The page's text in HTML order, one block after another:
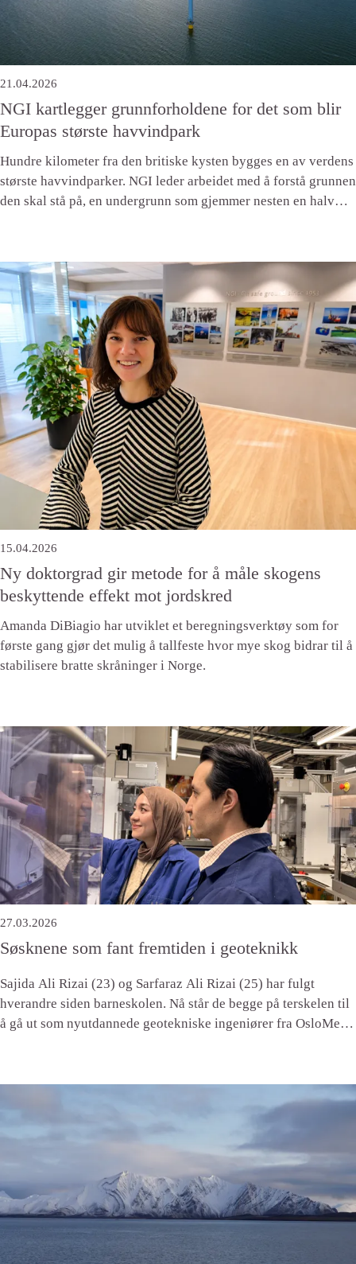
21.04.2026
NGI kartlegger grunnforholdene for det som blir
Europas største havvindpark
Hundre kilometer fra den britiske kysten bygges en av verdens
største havvindparker. NGI leder arbeidet med å forstå grunnen
den skal stå på, en undergrunn som gjemmer nesten en halv
15.04.2026
Ny doktorgrad gir metode for å måle skogens
beskyttende effekt mot jordskred
Amanda DiBiagio har utviklet et beregningsverktøy som for
første gang gjør det mulig å tallfeste hvor mye skog bidrar til å
stabilisere bratte skråninger i Norge.
27.03.2026
Søsknene som fant fremtiden i geoteknikk
Sajida Ali Rizai (23) og Sarfaraz Ali Rizai (25) har fulgt
hverandre siden barneskolen. Nå står de begge på terskelen til
å gå ut som nyutdannede geotekniske ingeniører fra OsloMet.